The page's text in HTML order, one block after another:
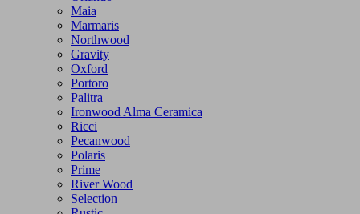
Maia
Marmaris
Northwood
Gravity
Oxford
Portoro
Palitra
Ironwood Alma Ceramica
Ricci
Pecanwood
Polaris
Prime
River Wood
Selection